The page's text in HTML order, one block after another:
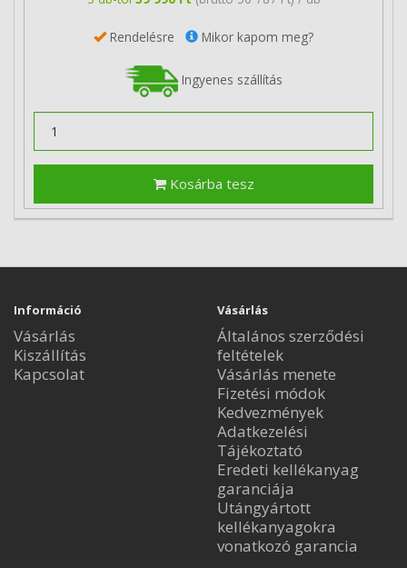
Rendelésre Mikor kapom meg?
Ingyenes szállítás
Kosárba tesz
Információ
Vásárlás
Kiszállítás
Kapcsolat
Vásárlás
Általános szerződési
feltételek
Vásárlás menete
Fizetési módok
Kedvezmények
Adatkezelési
Tájékoztató
Eredeti kellékanyag
garanciája
Utángyártott
kellékanyagokra
vonatkozó garancia